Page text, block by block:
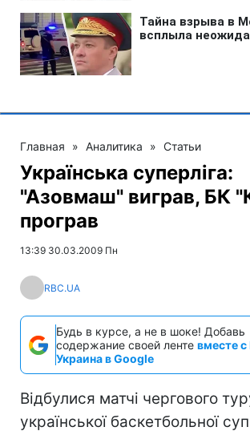
Главная » Аналитика » Статьи
Українська суперліга:
"Азовмаш" виграв, БК
програв
13:39 30.03.2009 Пн
RBC.UA
Будь в курсе, а не в шоке! Добавь
содержание своей ленте вместе
Украина в Google
Відбулися матчі чергового
української баскетбольної